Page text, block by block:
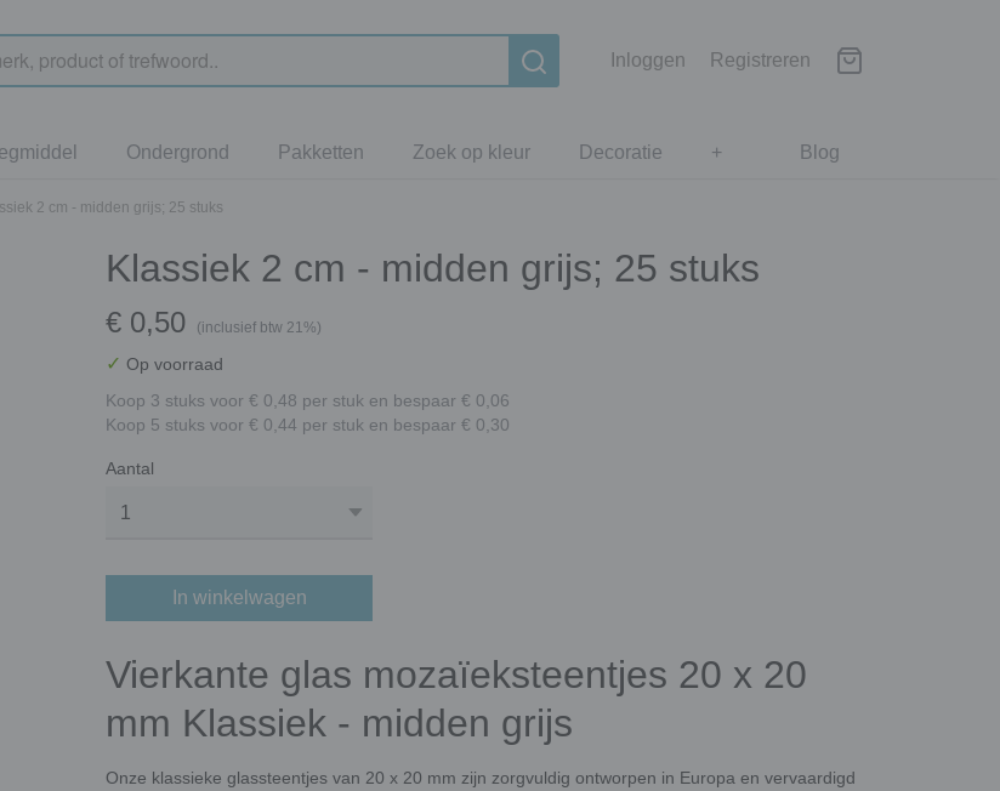
Inloggen Registreren
Blog
Ondergrond Pakketten Zoek op kleur Decoratie +
2 cm - midden grijs; 25 stuks
Klassiek 2 cm - midden grijs; 25 stuks
€ 0,50 (inclusief btw 21%)
✓ Op voorraad
Koop 3 stuks voor € 0,48 per stuk en bespaar € 0,06
Koop 5 stuks voor € 0,44 per stuk en bespaar € 0,30
Aantal
In winkelwagen
Vierkante glas mozaïeksteentjes 20 x 20
mm Klassiek - midden grijs
Onze klassieke glassteentjes van 20 x 20 mm zijn zorgvuldig ontworpen in Europa en vervaardigd